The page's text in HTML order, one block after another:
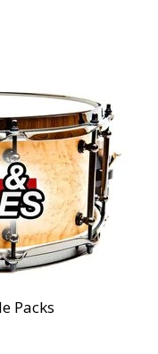
Packs